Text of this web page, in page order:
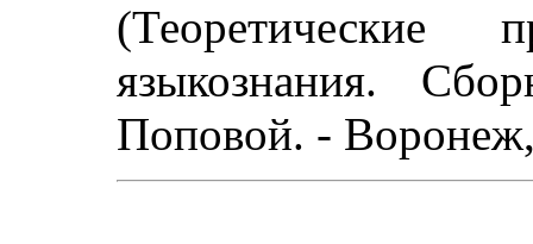
(Теоретические
языкознания.
Поповой. -